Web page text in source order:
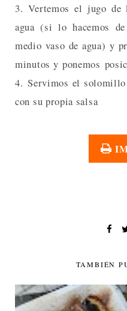
3. Vertemos el jugo de
agua (si lo hacemos
medio vaso de agua) y
minutos y ponemos
4. Servimos el
con su propia salsa
TAMBIÉN